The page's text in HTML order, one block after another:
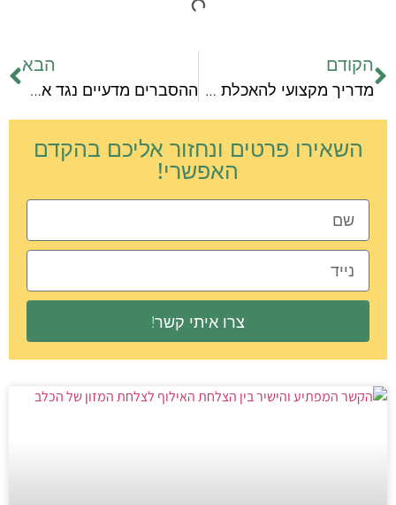
הקודם
מדריך מקצועי להאכלת גורי חתולים – בלי מילות מפתח
הבא
ההסברים מדעיים נגד אהבת החתולים למים
השאירו פרטים ונחזור אליכם בהקדם
האפשרי!
צרו איתי קשר!